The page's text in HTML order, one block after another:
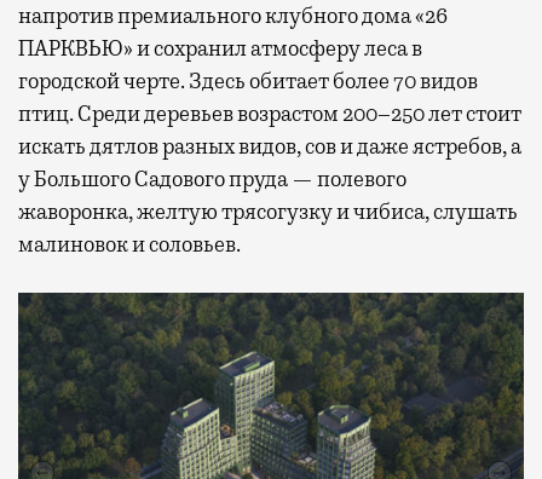
напротив премиального клубного дома «26
ПАРКВЬЮ» и сохранил атмосферу леса в
городской черте. Здесь обитает более 70 видов
птиц. Среди деревьев возрастом 200–250 лет стоит
искать дятлов разных видов, сов и даже ястребов, а
у Большого Садового пруда — полевого
жаворонка, желтую трясогузку и чибиса, слушать
малиновок и соловьев.